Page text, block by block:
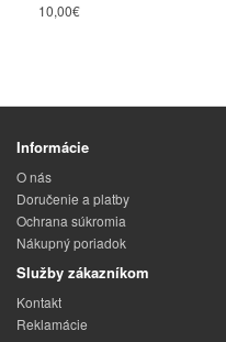
10,00€
Informácie
O nás
Doručenie a platby
Ochrana súkromia
Nákupný poriadok
Služby zákazníkom
Kontakt
Reklamácie